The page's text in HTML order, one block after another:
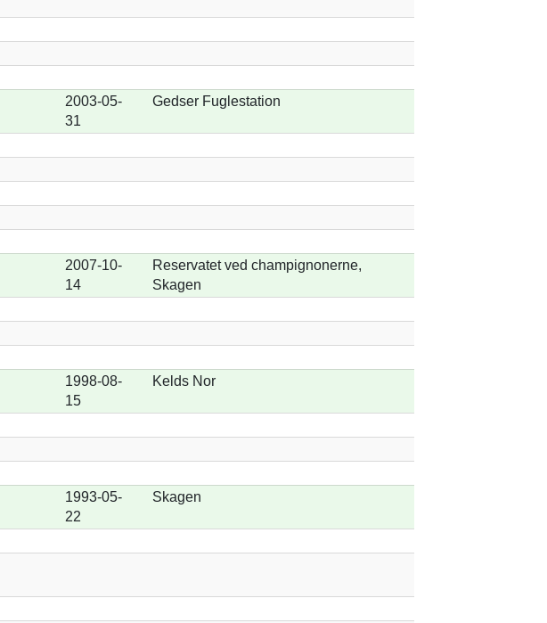
2003-05-
31
Gedser Fuglestation
2007-10-
14
Reservatet ved champignonerne,
Skagen
1998-08-
15
Kelds Nor
1993-05-
22
Skagen